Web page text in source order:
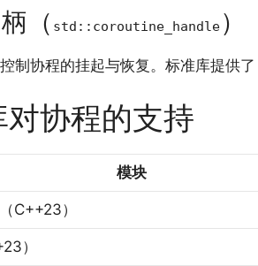
（ std::coroutine_handle ）
制协程的挂起与恢复。标准库提供了
协程的支持
模块
（C++23）
）